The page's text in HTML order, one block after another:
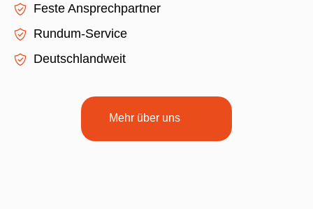
Feste Ansprechpartner
Rundum-Service
Deutschlandweit
Mehr über uns